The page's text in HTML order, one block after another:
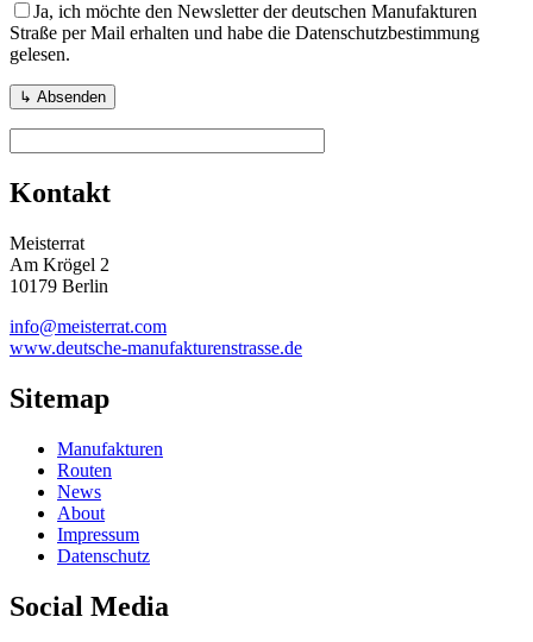
Ja, ich möchte den Newsletter der deutschen Manufakturen
Straße per Mail erhalten und habe die Datenschutzbestimmung
gelesen.
Kontakt
Meisterrat
Am Krögel 2
10179 Berlin
info@meisterrat.com
www.deutsche-manufakturenstrasse.de
Sitemap
Manufakturen
Routen
News
About
Impressum
Datenschutz
Social Media